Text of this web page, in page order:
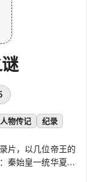
人物传记 纪录
片，以几位帝王的
秦始皇一统华夏后
庙被俘见证南唐覆